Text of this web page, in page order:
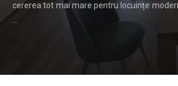
cererea tot mai mare pentru locuințe